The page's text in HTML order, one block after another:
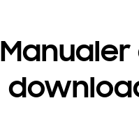
Manualer